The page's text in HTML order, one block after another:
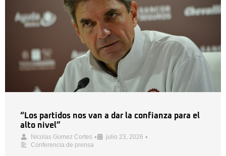
“Los partidos nos van a dar la confianza para el
alto nivel”
Nicolas Gomez Cortes • julio 23, 2026 •
Conferencia de prensa